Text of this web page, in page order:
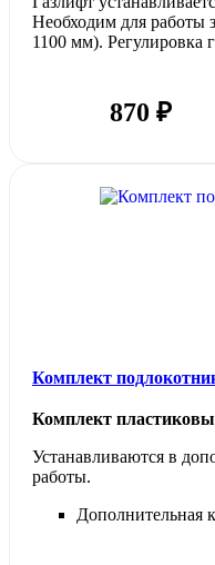
Необходим для работы
1100 мм). Регулировка
870 ₽
Комплект
Комплект
Устанавливаются в
работы.
Дополнительная